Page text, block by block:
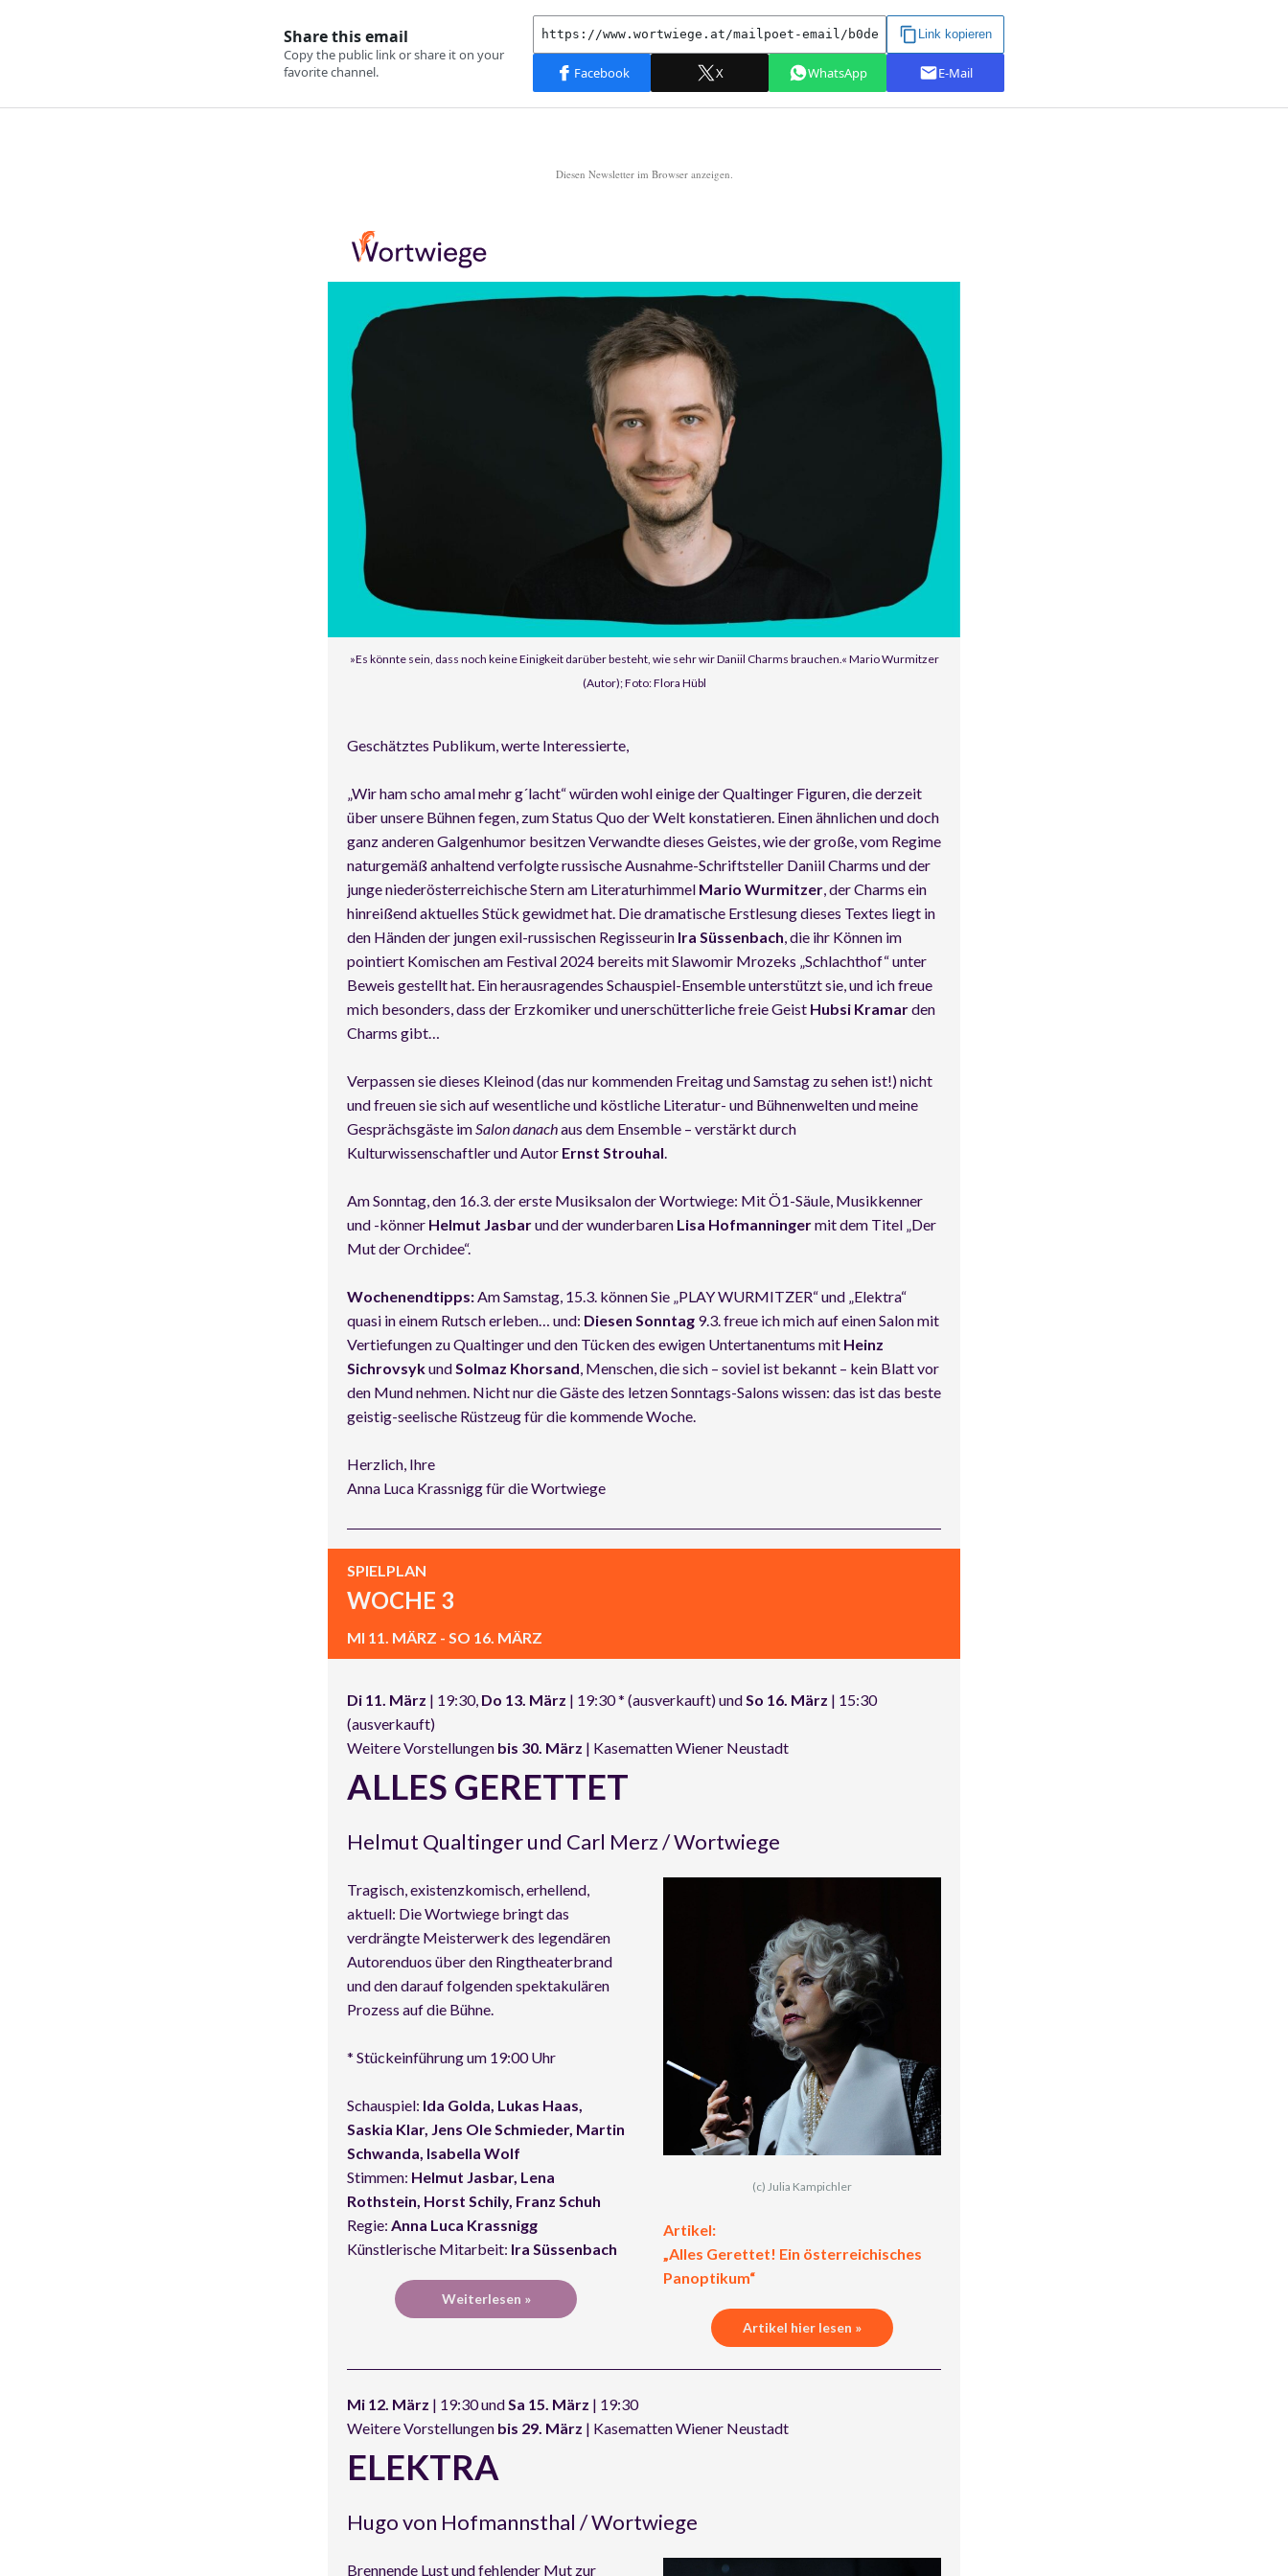
Diesen Newsletter im Browser anzeigen.
»Es könnte sein, dass noch keine Einigkeit darüber besteht, wie sehr wir Daniil Charms brauchen.« Mario Wurmitzer
(Autor); Foto: Flora Hübl
Geschätztes Publikum, werte Interessierte,
„Wir ham scho amal mehr g´lacht“ würden wohl einige der Qualtinger Figuren, die derzeit
über unsere Bühnen fegen, zum Status Quo der Welt konstatieren. Einen ähnlichen und doch
ganz anderen Galgenhumor besitzen Verwandte dieses Geistes, wie der große, vom Regime
naturgemäß anhaltend verfolgte russische Ausnahme-Schriftsteller Daniil Charms und der
junge niederösterreichische Stern am Literaturhimmel Mario Wurmitzer, der Charms ein
hinreißend aktuelles Stück gewidmet hat. Die dramatische Erstlesung dieses Textes liegt in
den Händen der jungen exil-russischen Regisseurin Ira Süssenbach, die ihr Können im
pointiert Komischen am Festival 2024 bereits mit Slawomir Mrozeks „Schlachthof“ unter
Beweis gestellt hat. Ein herausragendes Schauspiel-Ensemble unterstützt sie, und ich freue
mich besonders, dass der Erzkomiker und unerschütterliche freie Geist Hubsi Kramarden
Charms gibt…
Verpassen sie dieses Kleinod (das nur kommenden Freitag und Samstag zu sehen ist!) nicht
und freuen sie sich auf wesentliche und köstliche Literatur- und Bühnenwelten und meine
Gesprächsgäste imSalon danachaus dem Ensemble – verstärkt durch
Kulturwissenschaftler und Autor Ernst Strouhal.
Am Sonntag, den 16.3. der erste Musiksalon der Wortwiege: Mit Ö1-Säule, Musikkenner
und -könner Helmut Jasbarund der wunderbaren Lisa Hofmanningermit dem Titel „Der
Mut der Orchidee“.
Wochenendtipps:Am Samstag, 15.3. können Sie „PLAY WURMITZER“ und „Elektra“
quasi in einem Rutsch erleben… und: Diesen Sonntag 9.3. freue ich mich auf einen Salon mit
Vertiefungen zu Qualtinger und den Tücken des ewigen Untertanentums mit Heinz
SichrovsykundSolmaz Khorsand, Menschen, die sich – soviel ist bekannt – kein Blatt vor
den Mund nehmen. Nicht nur die Gäste des letzen Sonntags-Salons wissen: das ist das beste
geistig-seelische Rüstzeug für die kommende Woche.
Herzlich, Ihre
Anna Luca Krassnigg für die Wortwiege
SPIELPLAN
WOCHE 3
MI 11. MÄRZ - SO 16. MÄRZ
Di 11. März | 19:30, Do 13. März | 19:30 * (ausverkauft) undSo 16. März | 15:30
(ausverkauft)
Weitere Vorstellungen bis 30. März | Kasematten Wiener Neustadt
ALLES GERETTET
Helmut Qualtinger und Carl Merz / Wortwiege
Tragisch, existenzkomisch, erhellend,
aktuell: Die Wortwiege bringt das
verdrängte Meisterwerk des legendären
Autorenduos über den Ringtheaterbrand
und den darauf folgenden spektakulären
Prozess auf die Bühne.
* Stückeinführung um 19:00 Uhr
Schauspiel: Ida Golda, Lukas Haas,
Saskia Klar, Jens Ole Schmieder, Martin
Schwanda, Isabella Wolf
Stimmen: Helmut Jasbar, Lena
Rothstein, Horst Schily, Franz Schuh
Regie: Anna Luca Krassnigg
Künstlerische Mitarbeit: Ira Süssenbach
Weiterlesen »
(c) Julia Kampichler
Artikel:
„Alles Gerettet! Ein österreichisches
Panoptikum“
Artikel hier lesen »
Mi 12. März | 19:30 undSa 15. März | 19:30
Weitere Vorstellungen bis 29. März | Kasematten Wiener Neustadt
ELEKTRA
Hugo von Hofmannsthal / Wortwiege
Brennende Lust und fehlender Mut zur